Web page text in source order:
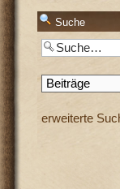
Suche
erweiterte